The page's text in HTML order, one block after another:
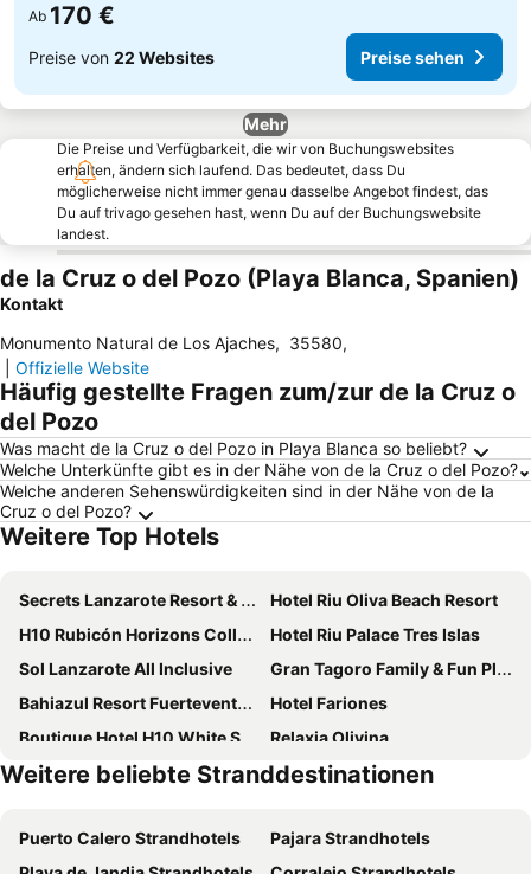
Ab 170 €
Preise von 22 Websites Preise sehen
Mehr
Die Preise und Verfügbarkeit, die wir von Buchungswebsites
erhalten, ändern sich laufend. Das bedeutet, dass Du
möglicherweise nicht immer genau dasselbe Angebot findest, das
Du auf trivago gesehen hast, wenn Du auf der Buchungswebsite
landest.
de la Cruz o del Pozo (Playa Blanca, Spanien)
Kontakt
Monumento Natural de Los Ajaches, 35580,
Offizielle Website
Häufig gestellte Fragen zum/zur de la Cruz o
del Pozo
Was macht de la Cruz o del Pozo in Playa Blanca so beliebt?
Welche Unterkünfte gibt es in der Nähe von de la Cruz o del Pozo?
Welche anderen Sehenswürdigkeiten sind in der Nähe von de la
Cruz o del Pozo?
Weitere Top Hotels
Secrets Lanzarote Resort & Spa
Hotel Riu Oliva Beach Resort
H10 Rubicón Horizons Collection
Hotel Riu Palace Tres Islas
Sol Lanzarote All Inclusive
Gran Tagoro Family & Fun Playa Blanca
Bahiazul Resort Fuerteventura
Hotel Fariones
Boutique Hotel H10 White Suites - Adults Only
Relaxia Olivina
Hotel Riu Paraiso Lanzarote
Iberostar Selection Lanzarote Park
Seaside Los Jameos
HD Lobos Natura Fuerteventura
Weitere beliebte Stranddestinationen
Puerto Calero Strandhotels
Pajara Strandhotels